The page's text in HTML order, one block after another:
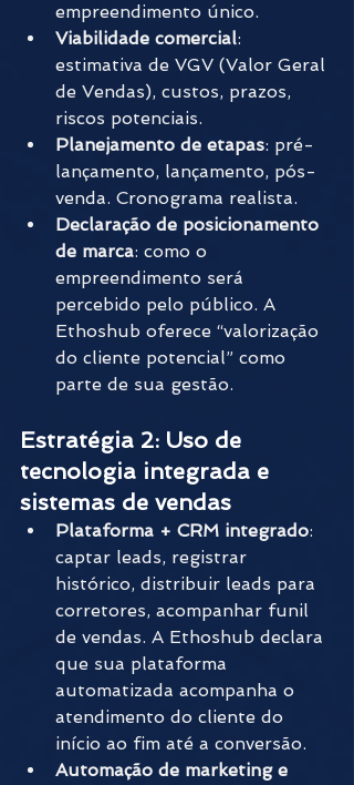
empreendimento único.
Viabilidade comercial:
estimativa de VGV (Valor Geral
de Vendas), custos, prazos,
riscos potenciais.
Planejamento de etapas: pré-
lançamento, lançamento, pós-
venda. Cronograma realista.
Declaração de posicionamento
de marca: como o
empreendimento será
percebido pelo público. A
Ethoshub oferece “valorização
do cliente potencial” como
parte de sua gestão.
Estratégia 2: Uso de
tecnologia integrada e
sistemas de vendas
Plataforma + CRM integrado:
captar leads, registrar
histórico, distribuir leads para
corretores, acompanhar funil
de vendas. A Ethoshub declara
que sua plataforma
automatizada acompanha o
atendimento do cliente do
início ao fim até a conversão.
Automação de marketing e